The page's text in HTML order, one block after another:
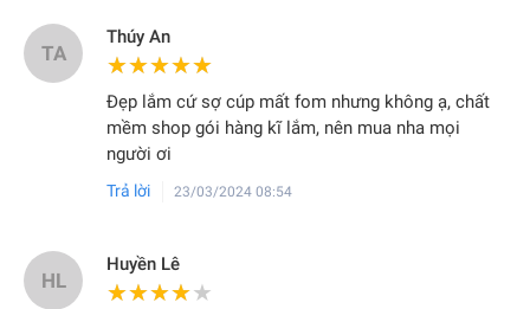
TA
Thúy An
★★★★★
★★★★★
Đẹp lắm cứ sợ cúp mất fom nhưng không ạ, chất
mềm shop gói hàng kĩ lắm, nên mua nha mọi
người ơi
Trả lời 23/03/2024 08:54
HL
Huyền Lê
★★★★★
★★★★★